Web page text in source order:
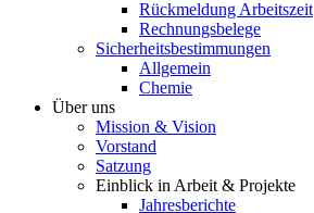
Rückmeldung Arbeitszeit
Rechnungsbelege
Sicherheitsbestimmungen
Allgemein
Chemie
Über uns
Mission & Vision
Vorstand
Satzung
Einblick in Arbeit & Projekte
Jahresberichte